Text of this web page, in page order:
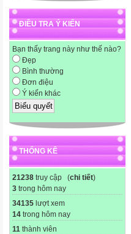
ĐIỀU TRA Ý KIẾN
Bạn thấy trang này như thế nào?
Đẹp
Bình thường
Đơn điệu
Ý kiến khác
THỐNG KÊ
21238 truy cập (chi tiết)
3 trong hôm nay
34135 lượt xem
14 trong hôm nay
11 thành viên